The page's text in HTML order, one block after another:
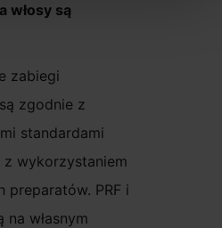
włosy są
zabiegi
zgodnie z
standardami
wykorzystaniem
preparatów. PRF i
na własnym